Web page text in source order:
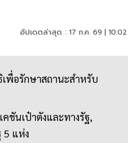
อัปเดตล่าสุด : 17 ก.ค. 69 |
เพื่อรักษาสถานะสำหรับ
ชันเป๋าตังและทางรัฐ,
5 แห่ง